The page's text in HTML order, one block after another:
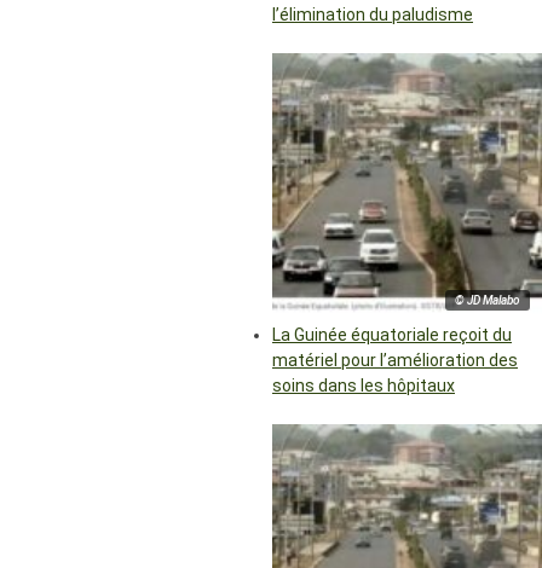
l’élimination du paludisme
© JD Malabo
La Guinée équatoriale reçoit du
matériel pour l’amélioration des
soins dans les hôpitaux